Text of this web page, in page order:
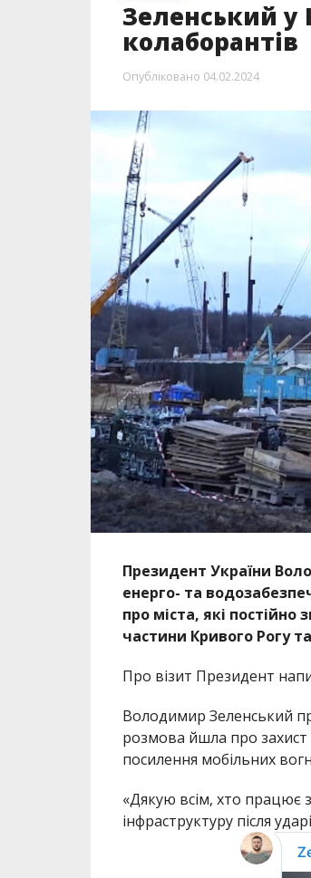
Зеленський у
колаборантів
Опубліковано 04.02.2024
Президент України
енерго- та
про міста, які
частини Кривого Рогу
Про візит Президент
Володимир Зеленський
розмова йшла про захист
посилення мобільних
«Дякую всім, хто працює
інфраструктуру після